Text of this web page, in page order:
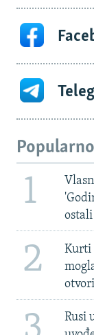
Popularno
1
ostali
2
Kurti
Rusi